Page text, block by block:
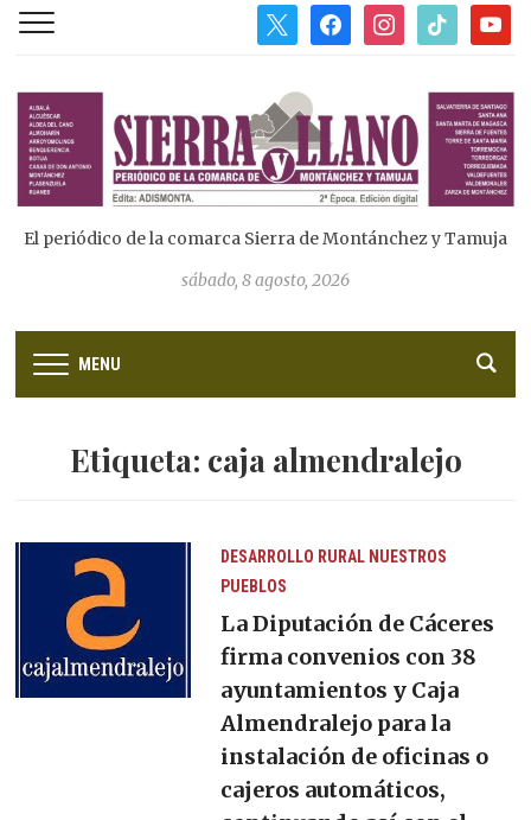
facebookinstagram
tiktok
El periódico de la comarca Sierra de Montánchez y Tamuja
sábado, 8 agosto, 2026
MENU
Etiqueta: caja almendralejo
DESARROLLO RURAL NUESTROS
PUEBLOS
La Diputación de Cáceres
firma convenios con 38
ayuntamientos y Caja
Almendralejo para la
instalación de oficinas o
cajeros automáticos,